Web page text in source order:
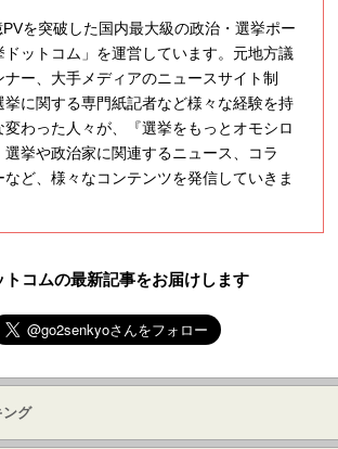
を突破した国内最大級の政治・選挙ポー
ドットコム」を運営しています。元地方議
ナー、大手メディアのニュースサイト制
挙に関する専門紙記者など様々な経験を持
わった人々が、『選挙をもっとオモシロ
選挙や政治家に関連するニュース、コラ
など、様々なコンテンツを発信していきま
トコムの最新記事をお届けします
ング